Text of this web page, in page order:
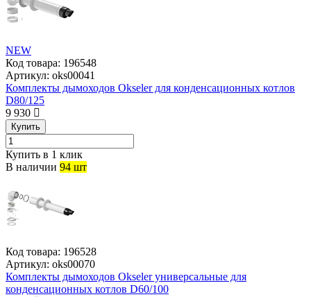
NEW
Код товара: 196548
Артикул: oks00041
Комплекты дымоходов Okseler для конденсационных котлов
D80/125
9 930
Купить
Купить в 1 клик
В наличии 94 шт
Код товара: 196528
Артикул: oks00070
Комплекты дымоходов Okseler универсальные для
конденсационных котлов D60/100